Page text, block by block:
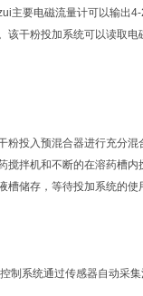
要电磁流量计可以输出
干粉投加系统可以读取
投入预混合器进行充分混
拌机和不断的在溶药槽
储存，等待投加系统的使
系统通过传感器自动采